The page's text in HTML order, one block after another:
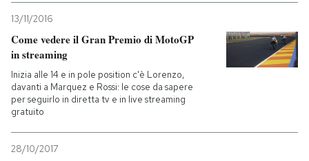
Entra
13/11/2016
Come vedere il Gran Premio di MotoGP
in streaming
Inizia alle 14 e in pole position c'è Lorenzo,
davanti a Marquez e Rossi: le cose da sapere
per seguirlo in diretta tv e in live streaming
gratuito
28/10/2017